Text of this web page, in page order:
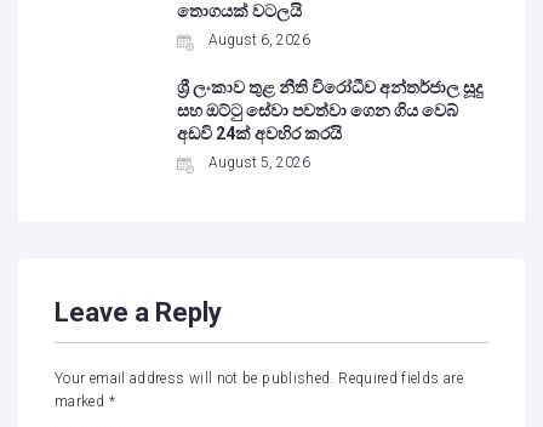
තොගයක් වටලයි
August 6, 2026
ශ්‍රී ලංකාව තුළ නීති විරෝධීව අන්තර්ජාල සූදු
සහ ඔට්ටු සේවා පවත්වා ගෙන ගිය වෙබ්
අඩවි 24ක් අවහිර කරයි
August 5, 2026
Leave a Reply
Your email address will not be published. Required fields are
marked *